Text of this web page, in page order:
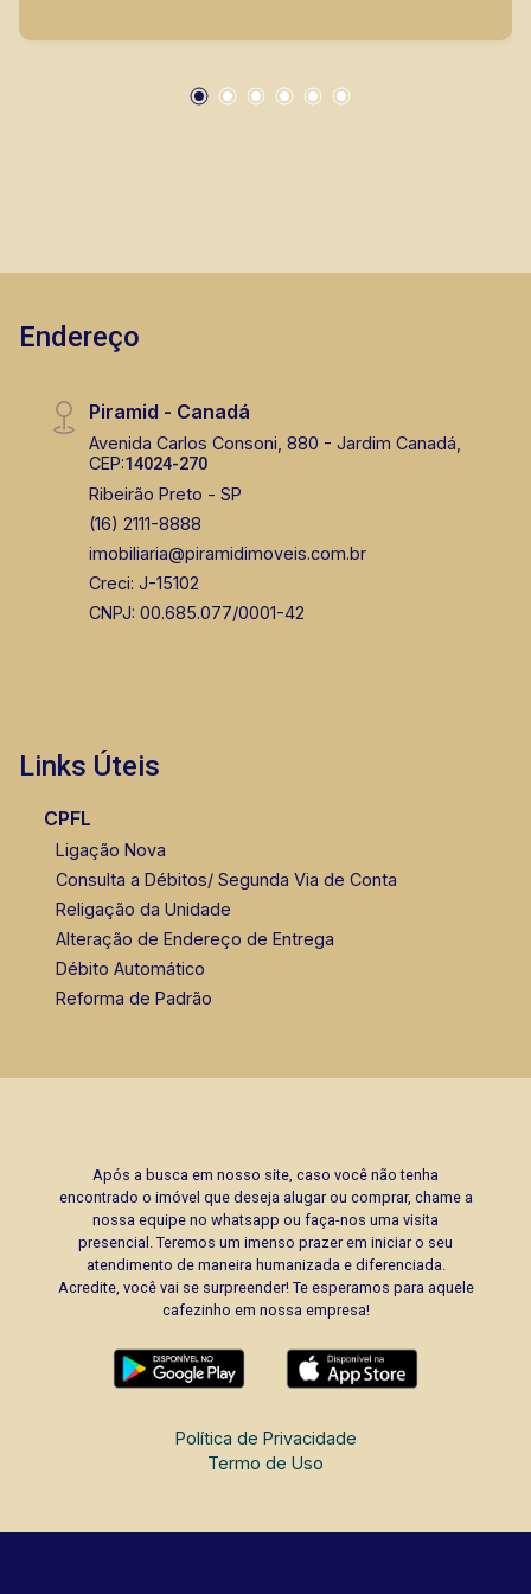
CRECI 234.175 - Venda
Lucelia Mariotti
CRECI 146320 - Venda
Corretor(a) Online
CORRETOR DE PLANTÃO
(16) 99799-9323
Corretor(a) Online
Endereço
Piramid - Canadá
Avenida Carlos Consoni, 880 - Jardim Canadá,
CEP:14024-270
Ribeirão Preto - SP
(16) 2111-8888
imobiliaria@piramidimoveis.com.br
Creci: J-15102
CNPJ: 00.685.077/0001-42
Links Úteis
CPFL
Ligação Nova
Consulta a Débitos/ Segunda Via de Conta
Religação da Unidade
Alteração de Endereço de Entrega
Débito Automático
Reforma de Padrão
Após a busca em nosso site, caso você não tenha
encontrado o imóvel que deseja alugar ou comprar, chame a
nossa equipe no whatsapp ou faça-nos uma visita
presencial. Teremos um imenso prazer em iniciar o seu
atendimento de maneira humanizada e diferenciada.
Acredite, você vai se surpreender! Te esperamos para aquele
cafezinho em nossa empresa!
Política de Privacidade
Termo de Uso